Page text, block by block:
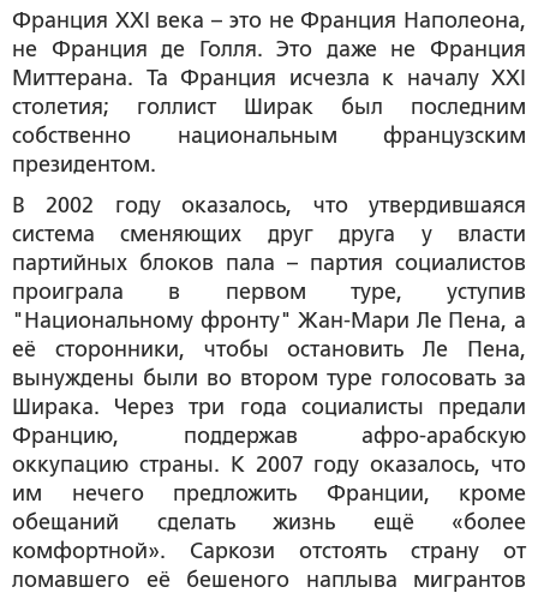
Франция XXI века – это не Франция Наполеона,
не Франция де Голля. Это даже не Франция
Миттерана. Та Франция исчезла к началу XXI
столетия; голлист Ширак был последним
собственно национальным французским
президентом.
В 2002 году оказалось, что утвердившаяся
система сменяющих друг друга у власти
партийных блоков пала – партия социалистов
проиграла в первом туре, уступив
"Национальному фронту" Жан-Мари Ле Пена, а
её сторонники, чтобы остановить Ле Пена,
вынуждены были во втором туре голосовать за
Ширака. Через три года социалисты предали
Францию, поддержав афро-арабскую
оккупацию страны. К 2007 году оказалось, что
им нечего предложить Франции, кроме
обещаний сделать жизнь ещё «более
комфортной». Саркози отстоять страну от
ломавшего её бешеного наплыва мигрантов